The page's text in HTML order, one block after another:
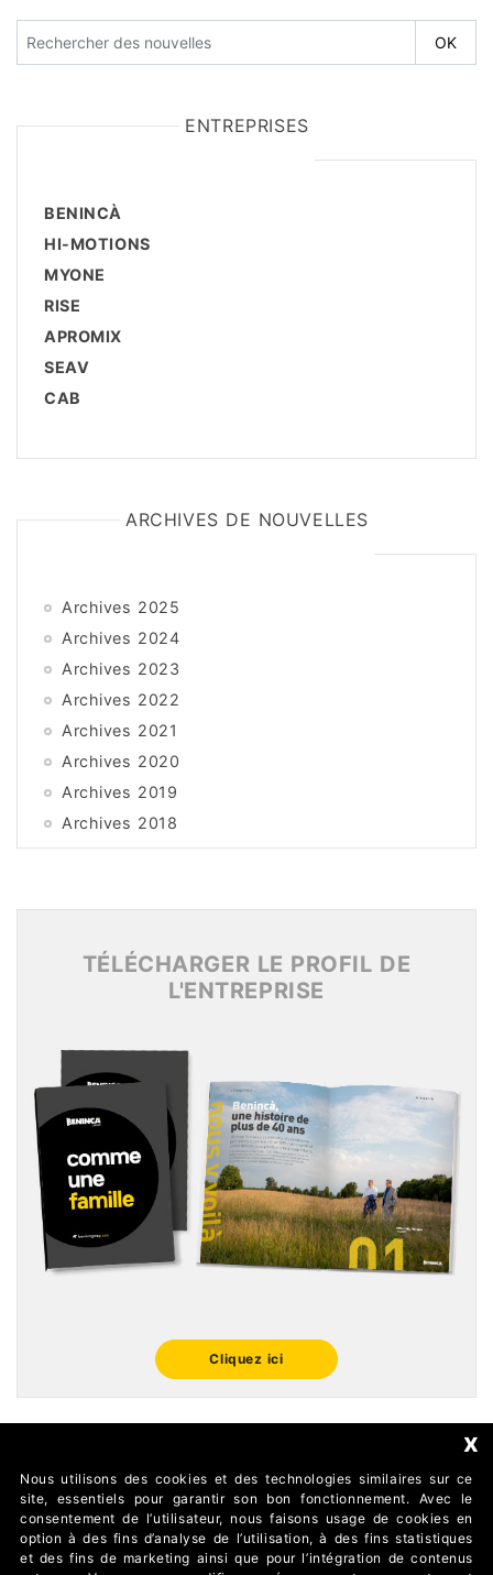
ENTREPRISES
BENINCÀ
HI-MOTIONS
MYONE
RISE
APROMIX
SEAV
CAB
ARCHIVES DE NOUVELLES
Archives 2025
Archives 2024
Archives 2023
Archives 2022
Archives 2021
Archives 2020
Archives 2019
Archives 2018
Archives 2017
Archives 2015
TÉLÉCHARGER LE PROFIL DE
L'ENTREPRISE
Cliquez ici
FOLLOW US
x
Nous utilisons des cookies et des technologies similaires sur ce
site, essentiels pour garantir son bon fonctionnement. Avec le
consentement de l’utilisateur, nous faisons usage de cookies en
option à des fins d’analyse de l’utilisation, à des fins statistiques
et des fins de marketing ainsi que pour l’intégration de contenus